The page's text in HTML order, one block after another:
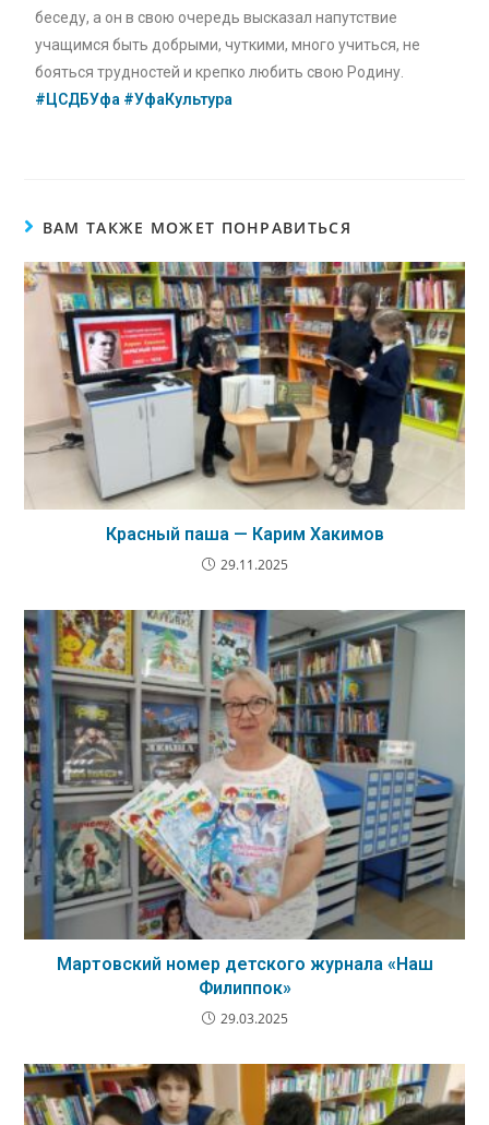
беседу, а он в свою очередь высказал напутствие
учащимся быть добрыми, чуткими, много учиться, не
бояться трудностей и крепко любить свою Родину.
#ЦСДБУфа #УфаКультура
ВАМ ТАКЖЕ МОЖЕТ ПОНРАВИТЬСЯ
Красный паша — Карим Хакимов
29.11.2025
Мартовский номер детского журнала «Наш
Филиппок»
29.03.2025